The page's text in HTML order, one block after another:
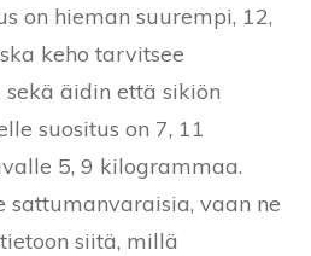
on hieman suurempi, 12,
keho tarvitsee
äidin että sikiön
suositus on 7, 11
5, 9 kilogrammaa.
vaan ne
siitä, millä